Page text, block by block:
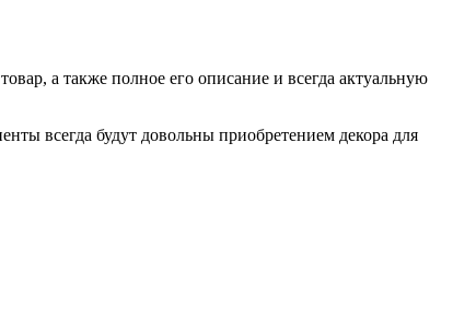
а также полное его описание и всегда актуальную
всегда будут довольны приобретением декора для